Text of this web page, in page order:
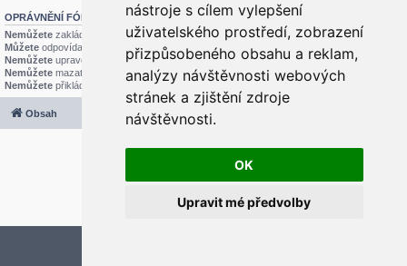
nástroje s cílem vylepšení
uživatelského prostředí, zobrazení
přizpůsobeného obsahu a reklam,
analýzy návštěvnosti webových
stránek a zjištění zdroje
návštěvnosti.
OK
Upravit mé předvolby
OPRÁVNĚNÍ FÓRA
Nemůžete zakládat nová témata v tomto fóru
Můžete odpovídat v tomto fóru
Nemůžete upravovat své příspěvky v tomto fóru
Nemůžete mazat své příspěvky v tomto fóru
Nemůžete přikládat soubory v tomto fóru
Obsah
phpBB.cz
Optimized by:
phpBB SEO
Soukromí |Podmínky